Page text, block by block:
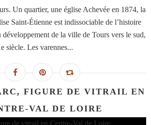
Un quartier, une église Achevée en 1874, la
Saint-Étienne est indissociable de l’histoire
développement de la ville de Tours vers le sud,
siècle. Les varennes...
FIGURE DE VITRAIL EN
VAL DE LOIRE